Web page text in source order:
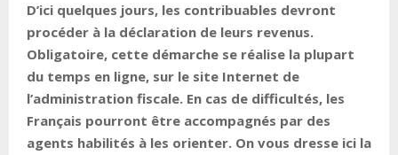
D’ici quelques jours, les contribuables devront
procéder à la déclaration de leurs revenus.
Obligatoire, cette démarche se réalise la plupart
du temps en ligne, sur le site Internet de
l’administration fiscale. En cas de difficultés, les
Français pourront être accompagnés par des
agents habilités à les orienter. On vous dresse ici la